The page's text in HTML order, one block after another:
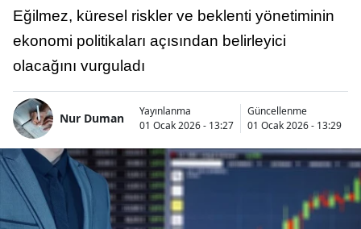
Eğilmez, küresel riskler ve beklenti yönetiminin
ekonomi politikaları açısından belirleyici
olacağını vurguladı
Nur Duman
Yayınlanma
01 Ocak 2026 - 13:27
Güncellenme
01 Ocak 2026 - 13:29